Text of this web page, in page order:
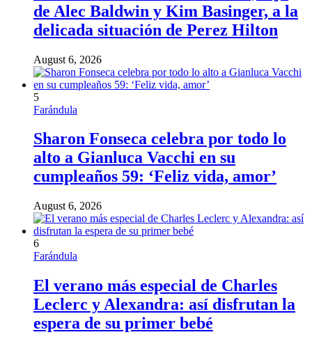
de Alec Baldwin y Kim Basinger, a la
delicada situación de Perez Hilton
August 6, 2026
5
Farándula
Sharon Fonseca celebra por todo lo
alto a Gianluca Vacchi en su
cumpleaños 59: ‘Feliz vida, amor’
August 6, 2026
6
Farándula
El verano más especial de Charles
Leclerc y Alexandra: así disfrutan la
espera de su primer bebé